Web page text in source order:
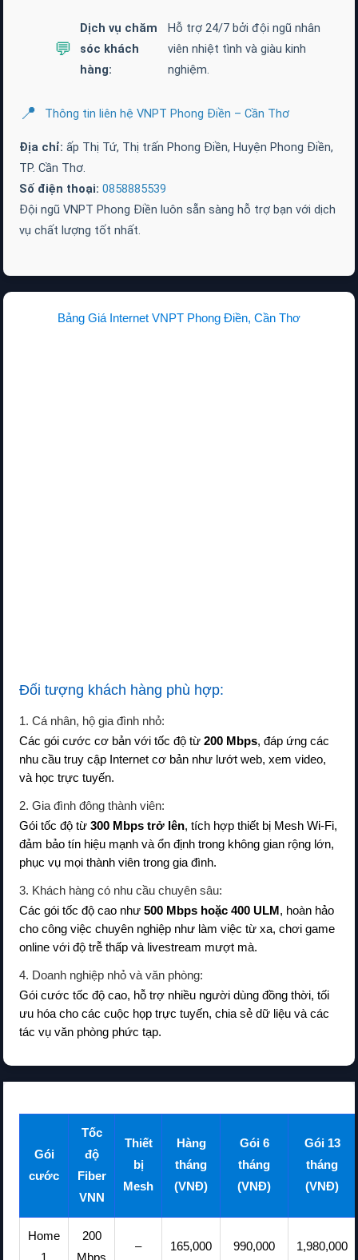
💬
Dịch vụ chăm
sóc khách
hàng:
Hỗ trợ 24/7 bởi đội ngũ nhân
viên nhiệt tình và giàu kinh
nghiệm.
📍 Thông tin liên hệ VNPT Phong Điền – Cần Thơ
Địa chỉ: ấp Thị Tứ, Thị trấn Phong Điền, Huyện Phong Điền,
TP. Cần Thơ.
Số điện thoại: 0858885539
Đội ngũ VNPT Phong Điền luôn sẵn sàng hỗ trợ bạn với dịch
vụ chất lượng tốt nhất.
Bảng Giá Internet VNPT Phong Điền, Cần Thơ
Đối tượng khách hàng phù hợp:
1. Cá nhân, hộ gia đình nhỏ:
Các gói cước cơ bản với tốc độ từ 200 Mbps, đáp ứng các
nhu cầu truy cập Internet cơ bản như lướt web, xem video,
và học trực tuyến.
2. Gia đình đông thành viên:
Gói tốc độ từ 300 Mbps trở lên, tích hợp thiết bị Mesh Wi-Fi,
đảm bảo tín hiệu mạnh và ổn định trong không gian rộng lớn,
phục vụ mọi thành viên trong gia đình.
3. Khách hàng có nhu cầu chuyên sâu:
Các gói tốc độ cao như 500 Mbps hoặc 400 ULM, hoàn hảo
cho công việc chuyên nghiệp như làm việc từ xa, chơi game
online với độ trễ thấp và livestream mượt mà.
4. Doanh nghiệp nhỏ và văn phòng:
Gói cước tốc độ cao, hỗ trợ nhiều người dùng đồng thời, tối
ưu hóa cho các cuộc họp trực tuyến, chia sẻ dữ liệu và các
tác vụ văn phòng phức tạp.
Gói
cước
Tốc
độ
Fiber
VNN
Thiết
bị
Mesh
Hàng
tháng
(VNĐ)
Gói 6
tháng
(VNĐ)
Gói 13
tháng
(VNĐ)
Home
1
200
Mbps
– 165,000 990,000 1,980,000